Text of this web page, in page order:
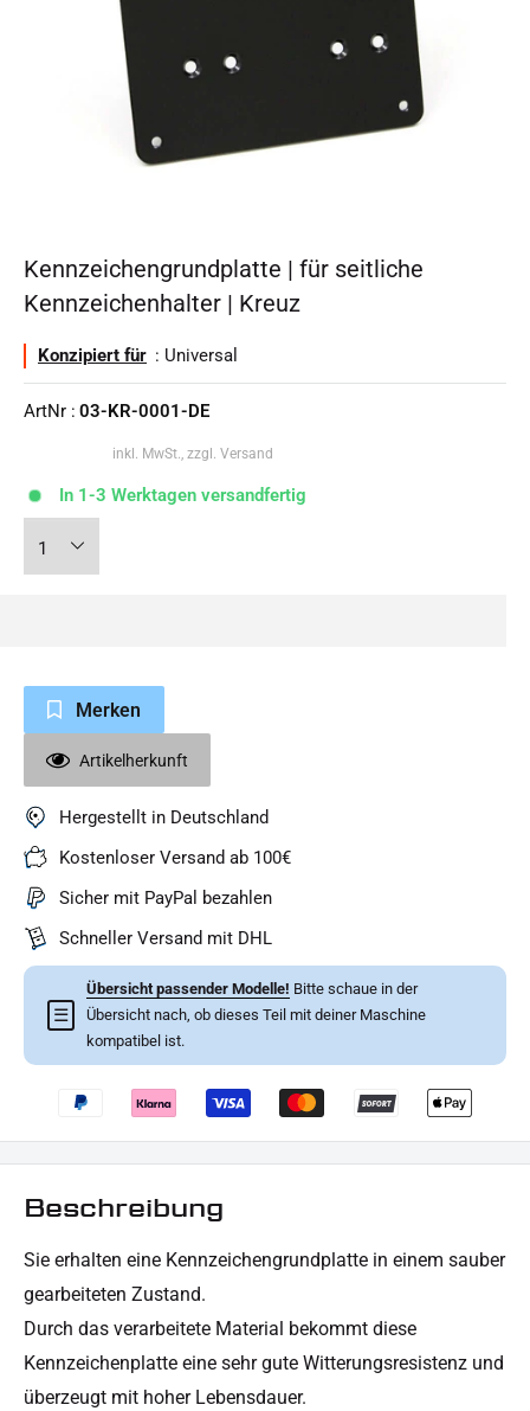
Kennzeichengrundplatte | für seitliche
Kennzeichenhalter | Kreuz
Konzipiert für : Universal
ArtNr : 03-KR-0001-DE
inkl. MwSt., zzgl. Versand
In 1-3 Werktagen versandfertig
Merken
Artikelherkunft
Hergestellt in Deutschland
Kostenloser Versand ab 100€
Sicher mit PayPal bezahlen
Schneller Versand mit DHL
☰
Übersicht passender Modelle! Bitte schaue in der
Übersicht nach, ob dieses Teil mit deiner Maschine
kompatibel ist.
Beschreibung
Sie erhalten eine Kennzeichengrundplatte in einem sauber
gearbeiteten Zustand.
Durch das verarbeitete Material bekommt diese
Kennzeichenplatte eine sehr gute Witterungsresistenz und
überzeugt mit hoher Lebensdauer.